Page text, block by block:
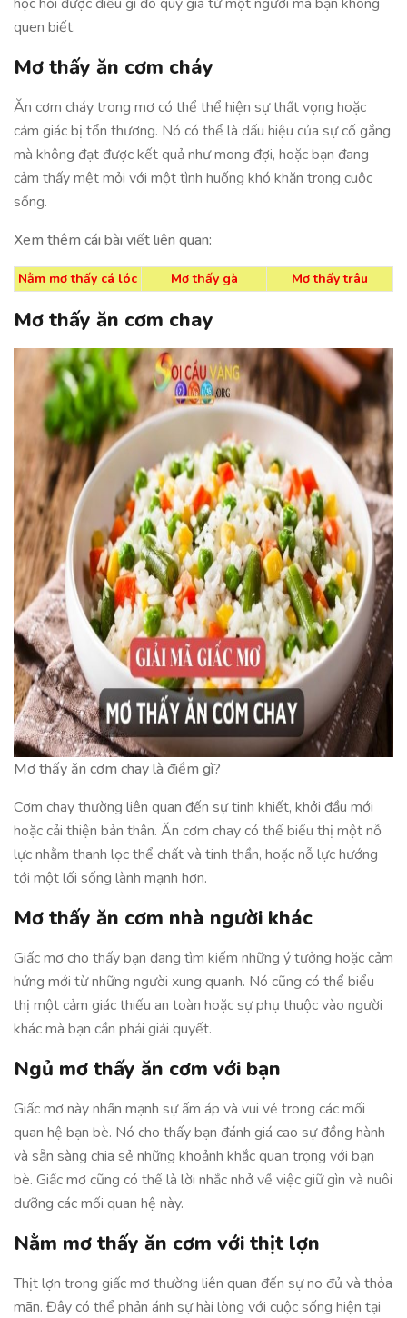
quen biết.
Mơ thấy ăn cơm cháy
Ăn cơm cháy trong mơ có thể thể hiện sự thất vọng hoặc
cảm giác bị tổn thương. Nó có thể là dấu hiệu của sự cố gắng
mà không đạt được kết quả như mong đợi, hoặc bạn đang
cảm thấy mệt mỏi với một tình huống khó khăn trong cuộc
sống.
Xem thêm cái bài viết liên quan:
Nằm mơ thấy cá lóc Mơ thấy gà Mơ thấy trâu
Mơ thấy ăn cơm chay
Mơ thấy ăn cơm chay là điềm gì?
Cơm chay thường liên quan đến sự tinh khiết, khởi đầu mới
hoặc cải thiện bản thân. Ăn cơm chay có thể biểu thị một nỗ
lực nhằm thanh lọc thể chất và tinh thần, hoặc nỗ lực hướng
tới một lối sống lành mạnh hơn.
Mơ thấy ăn cơm nhà người khác
Giấc mơ cho thấy bạn đang tìm kiếm những ý tưởng hoặc cảm
hứng mới từ những người xung quanh. Nó cũng có thể biểu
thị một cảm giác thiếu an toàn hoặc sự phụ thuộc vào người
khác mà bạn cần phải giải quyết.
Ngủ mơ thấy ăn cơm với bạn
Giấc mơ này nhấn mạnh sự ấm áp và vui vẻ trong các mối
quan hệ bạn bè. Nó cho thấy bạn đánh giá cao sự đồng hành
và sẵn sàng chia sẻ những khoảnh khắc quan trọng với bạn
bè. Giấc mơ cũng có thể là lời nhắc nhở về việc giữ gìn và nuôi
dưỡng các mối quan hệ này.
Nằm mơ thấy ăn cơm với thịt lợn
Thịt lợn trong giấc mơ thường liên quan đến sự no đủ và thỏa
mãn. Đây có thể phản ánh sự hài lòng với cuộc sống hiện tại